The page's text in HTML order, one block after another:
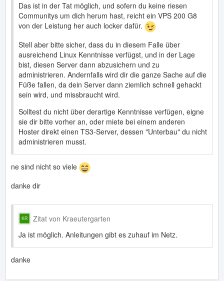
Das ist in der Tat möglich, und sofern du keine riesen
Communitys um dich herum hast, reicht ein VPS 200 G8
von der Leistung her auch locker dafür.
Stell aber bitte sicher, dass du in diesem Falle über
ausreichend Linux Kenntnisse verfügst, und in der Lage
bist, diesen Server dann abzusichern und zu
administrieren. Andernfalls wird dir die ganze Sache auf die
Füße fallen, da dein Server dann ziemlich schnell gehackt
sein wird, und missbraucht wird.
Solltest du nicht über derartige Kenntnisse verfügen, eigne
sie dir bitte vorher an, oder miete bei einem anderen
Hoster direkt einen TS3-Server, dessen "Unterbau" du nicht
administrieren musst.
ne sind nicht so viele
danke dir
Zitat von Kraeutergarten
Ja ist möglich. Anleitungen gibt es zuhauf im Netz.
danke